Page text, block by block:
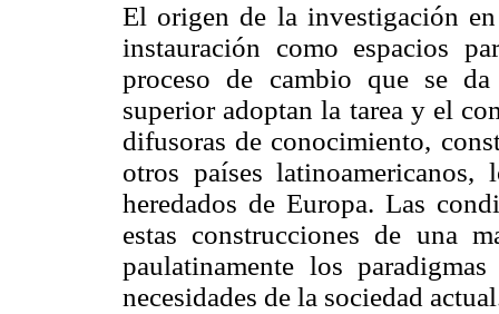
El origen de la investigación
instauración como espacios
proceso de cambio que se
superior adoptan la tarea y el
difusoras de conocimiento,
otros países
heredados de Europa. Las
estas construcciones de una
paulatinamente los
necesidades de la sociedad